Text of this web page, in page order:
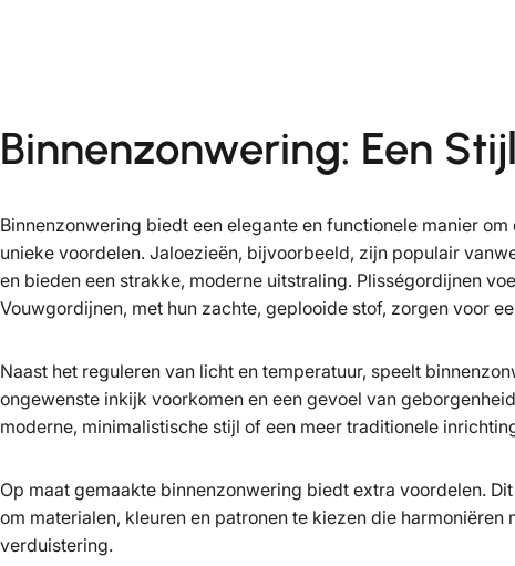
Binnenzonwering: Een
Binnenzonwering biedt een elegante en functionele manier
unieke voordelen. Jaloezieën, bijvoorbeeld, zijn populair
en bieden een strakke, moderne uitstraling. Plisségordijnen
Vouwgordijnen, met hun zachte, geplooide stof, zorgen voor
Naast het reguleren van licht en temperatuur, speelt
ongewenste inkijk voorkomen en een gevoel van
moderne, minimalistische stijl of een meer traditionele
Op maat gemaakte binnenzonwering biedt extra voordelen.
om materialen, kleuren en patronen te kiezen die
verduistering.